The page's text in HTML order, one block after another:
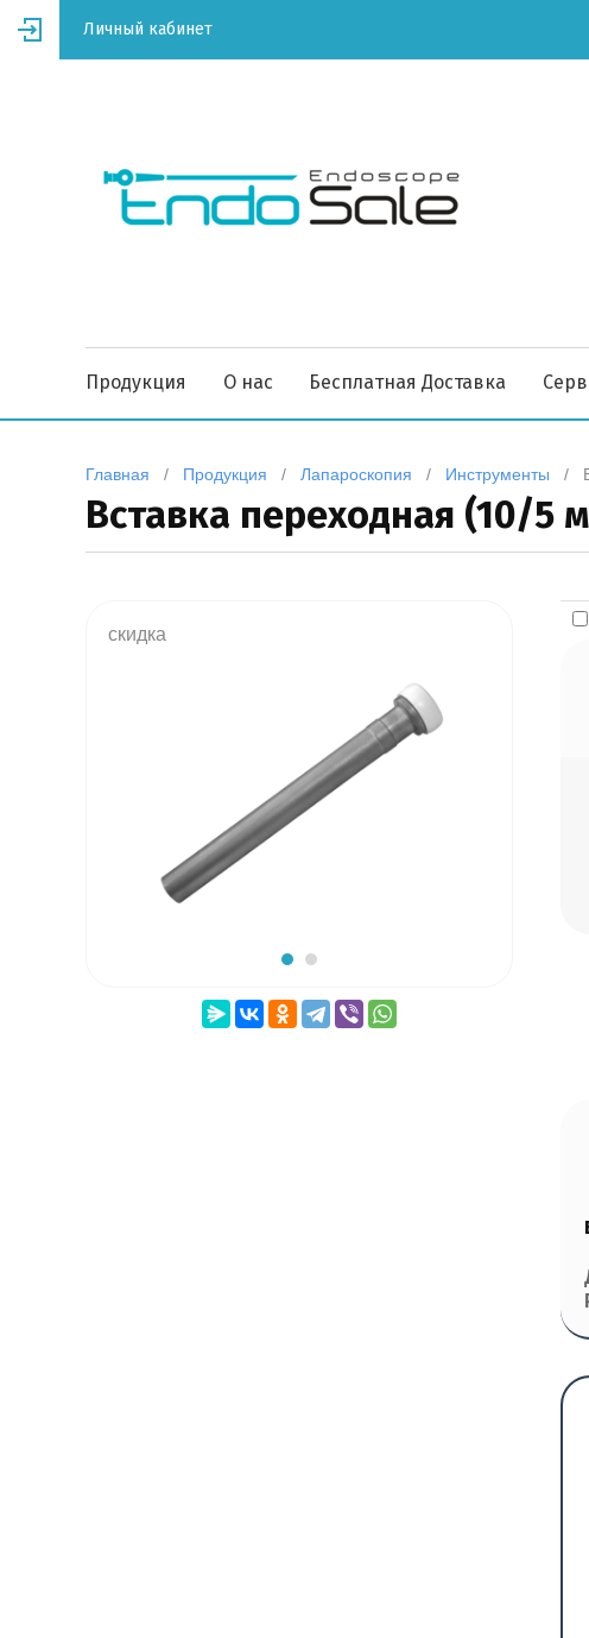
Личный кабинет
Продукция О нас Бесплатная Доставка
Главная
   /
Продукция
   /
Лапароскопия
   /
Инструменты
/
Вставка переходная (10/5
скидка